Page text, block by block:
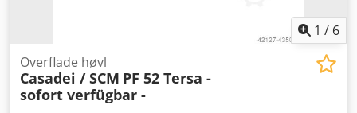
1 / 6
Overflade høvl
Casadei / SCM PF 52 Tersa -
sofort verfügbar -